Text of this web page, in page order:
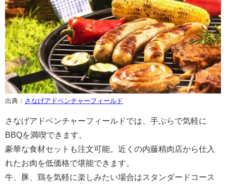
出典： さなげアドベンチャーフィールド
さなげアドベンチャーフィールドでは、手ぶらで気軽に
BBQを満喫できます。
豪華な食材セットも注文可能。近くの内藤精肉店から仕入
れたお肉を低価格で堪能できます。
牛、豚、鶏を気軽に楽しみたい場合はスタンダードコース